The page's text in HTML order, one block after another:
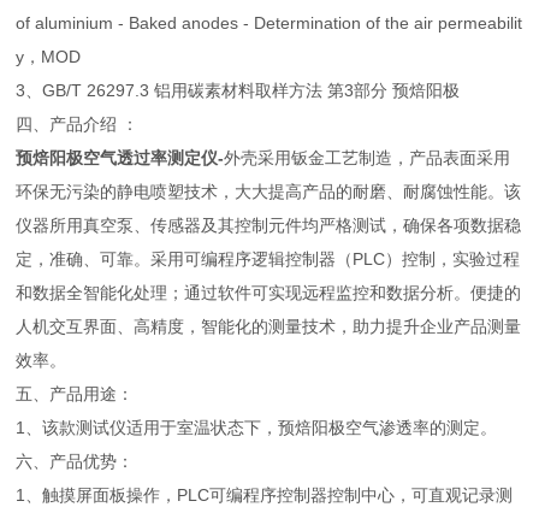
of aluminium - Baked anodes - Determination of the air permeabilit
y，MOD
3、GB/T 26297.3 铝用碳素材料取样方法 第3部分 预焙阳极
四、产品介绍 ：
预焙阳极空气透过率测定仪-外壳采用钣金工艺制造，产品表面采用
环保无污染的静电喷塑技术，大大提高产品的耐磨、耐腐蚀性能。该
仪器所用真空泵、传感器及其控制元件均严格测试，确保各项数据稳
定，准确、可靠。采用可编程序逻辑控制器（PLC）控制，实验过程
和数据全智能化处理；通过软件可实现远程监控和数据分析。便捷的
人机交互界面、高精度，智能化的测量技术，助力提升企业产品测量
效率。
五、产品用途：
1、该款测试仪适用于室温状态下，预焙阳极空气渗透率的测定。
六、产品优势：
1、触摸屏面板操作，PLC可编程序控制器控制中心，可直观记录测